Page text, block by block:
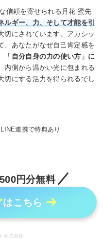
信頼を寄せられる月花 蜜先
ルギー、力、そして才能を引
切にされています。アカシッ
、あなたがなぜ自己肯定感を
「自分自身の力の使い方」に
内側から温かい光に包まれる
切にする活力を得られるでし
連携で特典あり
円分無料
はこちら
株式会社